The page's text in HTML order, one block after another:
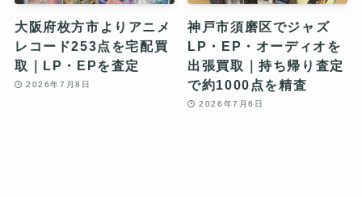
大阪府枚方市よりアニメ
レコード253点を宅配買
取｜LP・EPを査定
2026年7月8日
神戸市須磨区でジャズ
LP・EP・オーディオを
出張買取｜持ち帰り査定
で約1000点を精査
2026年7月6日